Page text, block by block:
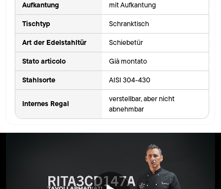
Aufkantung mit Aufkantung
Tischtyp Schranktisch
Art der Edelstahltür Schiebetür
Stato articolo Già montato
Stahlsorte AISI 304-430
Internes Regal
verstellbar, aber nicht
abnehmbar